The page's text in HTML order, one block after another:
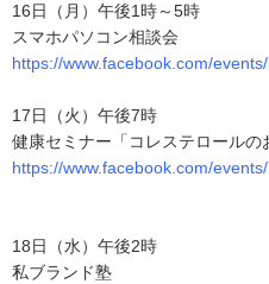
16日（月）午後1時～5時
スマホパソコン相談会
https://www.facebook.com/
17日（火）午後7時
健康セミナー「コレステロールの
https://www.facebook.com/
18日（水）午後2時
私ブランド塾